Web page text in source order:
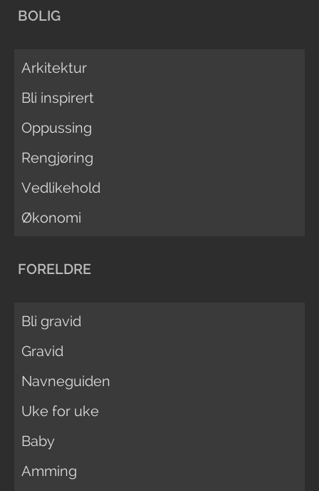
BOLIG
Arkitektur
Bli inspirert
Oppussing
Rengjøring
Vedlikehold
Økonomi
FORELDRE
Bli gravid
Gravid
Navneguiden
Uke for uke
Baby
Amming